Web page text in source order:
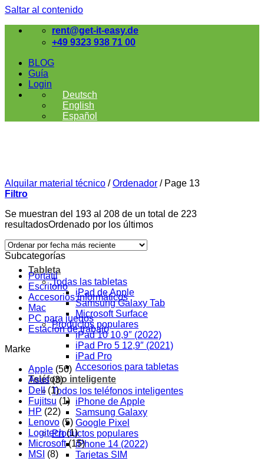
Saltar al contenido
rent@get-it-easy.de
+49 9323 938 71 00
BLOG
Guía
Login
Deutsch
English
Español
Tableta
Todas las tabletas
iPad de Apple
Samsung Galaxy Tab
Microsoft Surface
Productos populares
iPad 10 10,9″ (2022)
iPad Pro 5 12,9″ (2021)
iPad Pro
Accesorios para tabletas
Teléfono inteligente
Todos los teléfonos inteligentes
iPhone de Apple
Samsung Galaxy
Google Pixel
Productos populares
iPhone 14 (2022)
Tarjetas SIM
Alquilar material técnico / Ordenador / Page 13
Filtro
Se muestran del 193 al 208 de un total de 223
resultadosOrdenado por los últimos
Subcategorías
Portátil
Escritorio
Accesorios informáticos
Mac
PC para juegos
Estación de trabajo
Marke
Apple (56)
Asus (3)
Dell (1)
Fujitsu (1)
HP (22)
Lenovo (5)
Logitech (1)
Microsoft (15)
MSI (8)